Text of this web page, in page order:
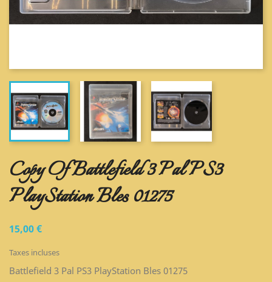
Copy Of Battlefield 3 Pal PS3
PlayStation Bles 01275
15,00 €
Taxes incluses
Battlefield 3 Pal PS3 PlayStation Bles 01275